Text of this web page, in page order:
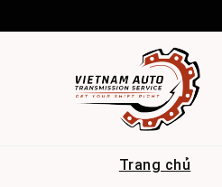
Trang chủ